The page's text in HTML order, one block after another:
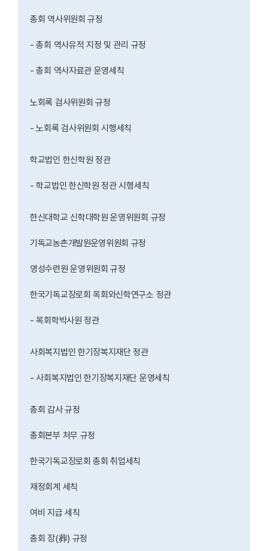
총회 역사위원회 규정
- 총회 역사유적 지정 및 관리 규정
- 총회 역사자료관 운영세칙
노회록 검사위원회 규정
- 노회록 검사위원회 시행세칙
학교법인 한신학원 정관
- 학교법인 한신학원 정관 시행세칙
한신대학교 신학대학원 운영위원회 규정
기독교농촌개발원운영위원회 규정
영성수련원 운영위원회 규정
한국기독교장로회 목회와신학연구소 정관
- 목회학박사원 정관
사회복지법인 한기장복지재단 정관
- 사회복지법인 한기장복지재단 운영세칙
총회 감사 규정
총회본부 처무 규정
한국기독교장로회 총회 취업세칙
재정회계 세칙
여비 지급 세칙
총회 장(葬) 규정